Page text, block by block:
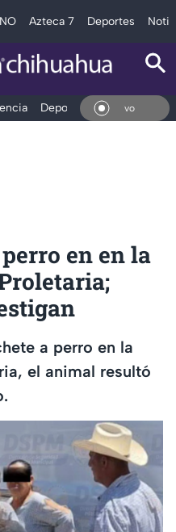
Azteca 7 Deportes
Deportes Espectáculos
En
en en la
a perro en la
el animal resultó